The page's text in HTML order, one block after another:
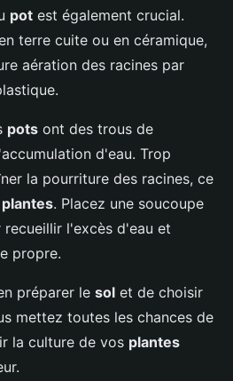
pot est également crucial.
terre cuite ou en céramique,
aération des racines par
pots ont des trous de
d'eau. Trop
la pourriture des racines, ce
plantes. Placez une soucoupe
recueillir l'excès d'eau et
propre.
préparer le sol et de choisir
mettez toutes les chances de
la culture de vos plantes